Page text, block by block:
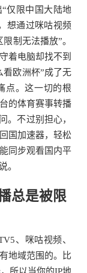
仅限中国大陆地
想通过咪咕视频
制无法播放”。
着电脑却找不到
欧洲杯”成了无
点。这一切的根
的体育赛事转播
。不过别担心，
国加速器，轻松
同步观看国内平
。
总是被限
、咪咕视频、
地域范围的。比